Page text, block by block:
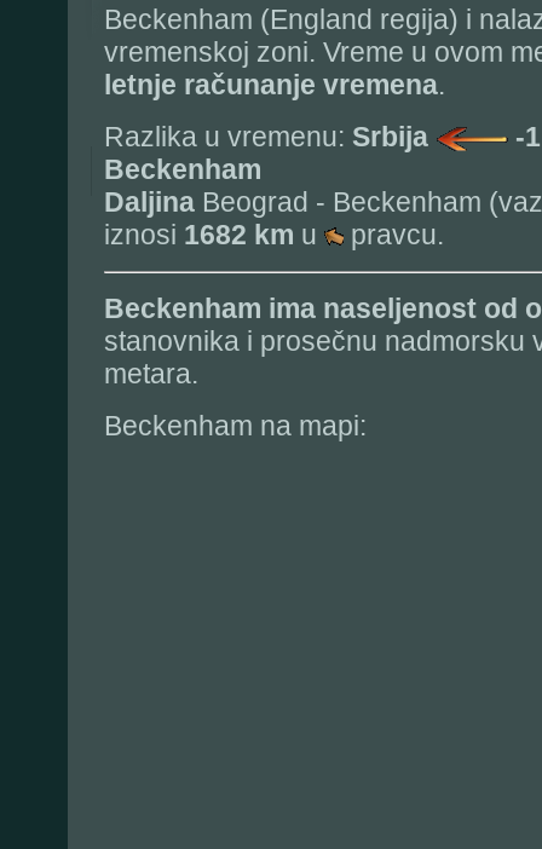
Beckenham (England regija) i
vremenskoj zoni. Vreme u ovom
letnje računanje vremena.
Razlika u vremenu: Srbija
-
Beckenham
Daljina Beograd - Beckenham
iznosi 1682 km u pravcu.
Beckenham ima naseljenost od
stanovnika i prosečnu nadmorsku
metara.
Beckenham na mapi: